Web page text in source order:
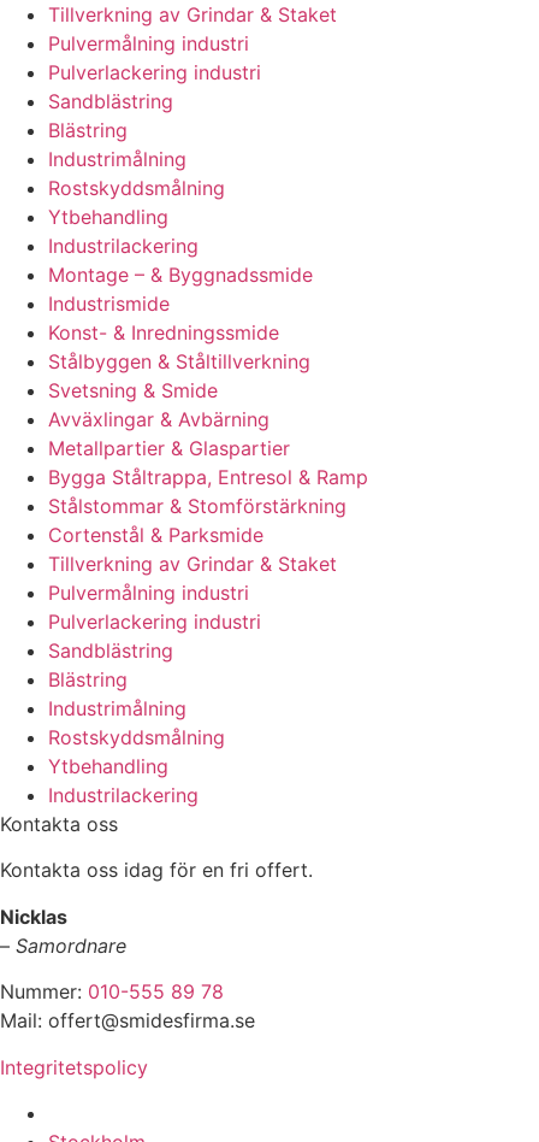
Tillverkning av Grindar & Staket
Pulvermålning industri
Pulverlackering industri
Sandblästring
Blästring
Industrimålning
Rostskyddsmålning
Ytbehandling
Industrilackering
Montage – & Byggnadssmide
Industrismide
Konst- & Inredningssmide
Stålbyggen & Ståltillverkning
Svetsning & Smide
Avväxlingar & Avbärning
Metallpartier & Glaspartier
Bygga Ståltrappa, Entresol & Ramp
Stålstommar & Stomförstärkning
Cortenstål & Parksmide
Tillverkning av Grindar & Staket
Pulvermålning industri
Pulverlackering industri
Sandblästring
Blästring
Industrimålning
Rostskyddsmålning
Ytbehandling
Industrilackering
Kontakta oss
Kontakta oss idag för en fri offert.
Nicklas
– Samordnare
Nummer: 010-555 89 78
Mail: offert@smidesfirma.se
Integritetspolicy